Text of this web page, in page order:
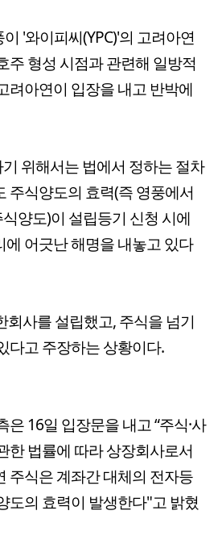
'와이피씨(YPC)'의 고려아연
주 형성 시점과 관련해 일방적
려아연이 입장을 내고 반박에
위해서는 법에서 정하는 절차
주식양도의 효력(즉 영풍에서
양도)이 설립등기 신청 시에
에 어긋난 해명을 내놓고 있다
회사를 설립했고, 주식을 넘기
다고 주장하는 상황이다.
은 16일 입장문을 내고 “주식·사
한 법률에 따라 상장회사로서
주식은 계좌간 대체의 전자등
도의 효력이 발생한다"고 밝혔